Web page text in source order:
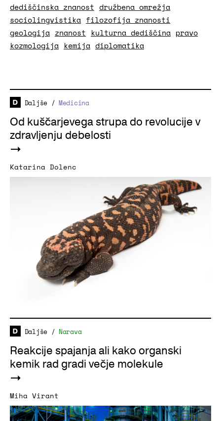
dediščinska znanost družbena omrežja
sociolingvistika filozofija znanosti
geologija znanost kulturna dediščina pravo
kozmologija kemija diplomatika
Daljše /Medicina
Od kuščarjevega strupa do revolucije v
zdravljenju debelosti
Katarina Dolenc
Daljše / Narava
Reakcije spajanja ali kako organski
kemik rad gradi večje molekule
Miha Virant